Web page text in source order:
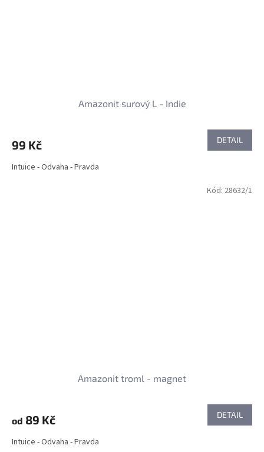
Amazonit surový L - Indie
99 Kč DETAIL
Intuice - Odvaha - Pravda
Amazonit troml - magnet
od 89 Kč DETAIL
Intuice - Odvaha - Pravda
Kód: 28632/1